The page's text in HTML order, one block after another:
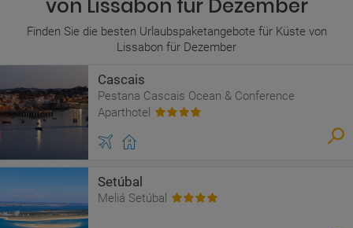
von Lissabon für Dezember
Finden Sie die besten Urlaubspaketangebote für Küste von
Lissabon für Dezember
Cascais
Pestana Cascais Ocean & Conference
Aparthotel
Setúbal
Meliá Setúbal